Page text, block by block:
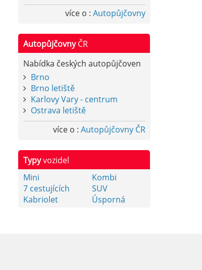
více o : Autopůjčovny
AutopůjčovnyČR
Nabídka českých autopůjčoven
Brno
Brno letiště
Karlovy Vary - centrum
Ostrava letiště
více o : Autopůjčovny ČR
Typyvozidel
Mini
Kombi
7 cestujících
SUV
Kabriolet
Úsporná